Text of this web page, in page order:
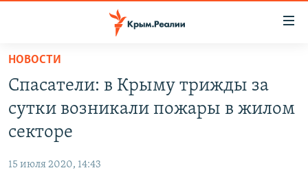
Вернуться
основному
содержанию
Вернутся
главной
11 ЛЕТ ОККУПАЦИИ КРЫМА. 11 ИСТОРИЙ СОПРОТИВЛЕНИЯ
ВОДА
ЕЩЕ
НОВОСТИ
Спасатели: в Крыму трижды за
сутки возникали пожары в жилом
секторе
15 июля 2020, 14:43